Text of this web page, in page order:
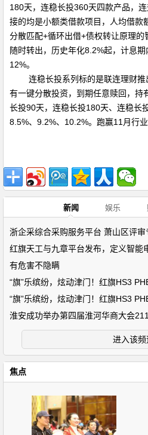
180天，连稳长投360天四款产品，
接的均是小额类借款项目，人均借款
分散匹配+循环出借+债权转让原理的
随时转出，历史年化8.2%起，计息期
12%。
连稳长投系列标的是联连理财
有一键分散投资，到期任意赎回，持
长投90天，连稳长投180天、连稳长
8.5%、 9.2%、 10.2%。跑赢11 月行
新闻 娱乐
浙企采综合采购服务平台 萧山区评
红旗天工与九章平台发布，定义智能
有危害不隐瞒
“旗”乐缤纷，炫动津门！红旗HS3
“旗”乐缤纷，炫动津门！红旗HS3
进入该频
焦点